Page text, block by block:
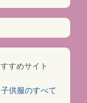
すめサイト
供服のすべて